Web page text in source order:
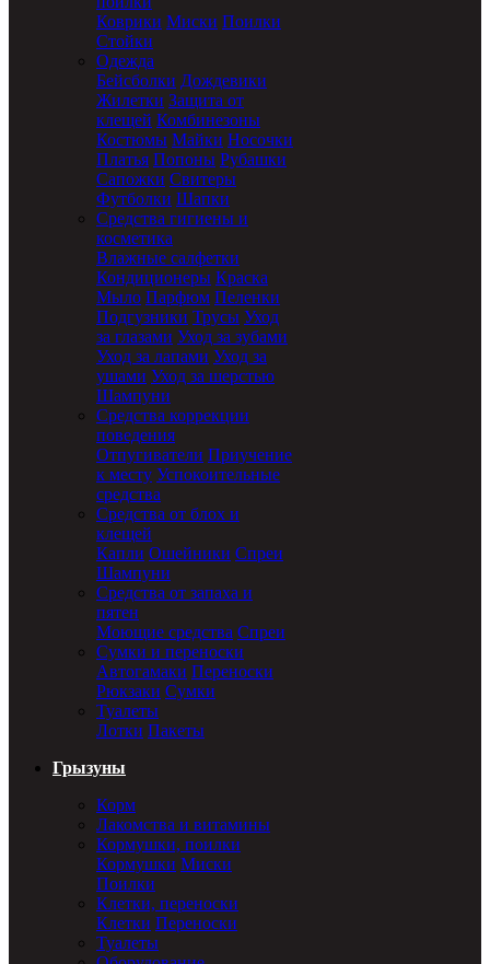
Коврики Миски Поилки
Стойки
Одежда
Бейсболки Дождевики
Жилетки Защита от
клещей Комбинезоны
Костюмы Майки Носочки
Платья Попоны Рубашки
Сапожки Свитеры
Футболки Шапки
Средства гигиены и
косметика
Влажные салфетки
Кондиционеры Краска
Мыло Парфюм Пеленки
Подгузники Трусы Уход
за глазами Уход за зубами
Уход за лапами Уход за
ушами Уход за шерстью
Шампуни
Средства коррекции
поведения
Отпугиватели Приучение
к месту Успокоительные
средства
Средства от блох и
клещей
Капли Ошейники Спреи
Шампуни
Средства от запаха и
пятен
Моющие средства Спреи
Сумки и переноски
Автогамаки Переноски
Рюкзаки Сумки
Туалеты
Лотки Пакеты
Грызуны
Корм
Лакомства и витамины
Кормушки, поилки
Кормушки Миски
Поилки
Клетки, переноски
Клетки Переноски
Туалеты